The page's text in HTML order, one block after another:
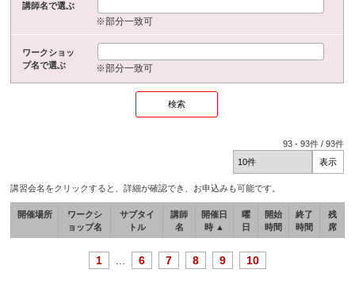
講師名で選ぶ
※部分一致可
ワークショッ
プ名で選ぶ
※部分一致可
93 -93件 /93件
講習会名をクリックすると、詳細が確認でき、お申込みも可能です。
開催場所
ワークシ
ョップ名
サブタイ
トル
講師
名
開催日
時 ▲
曜
日
開始
時間
終了
時間
残
席
1 6 7 8 9 10